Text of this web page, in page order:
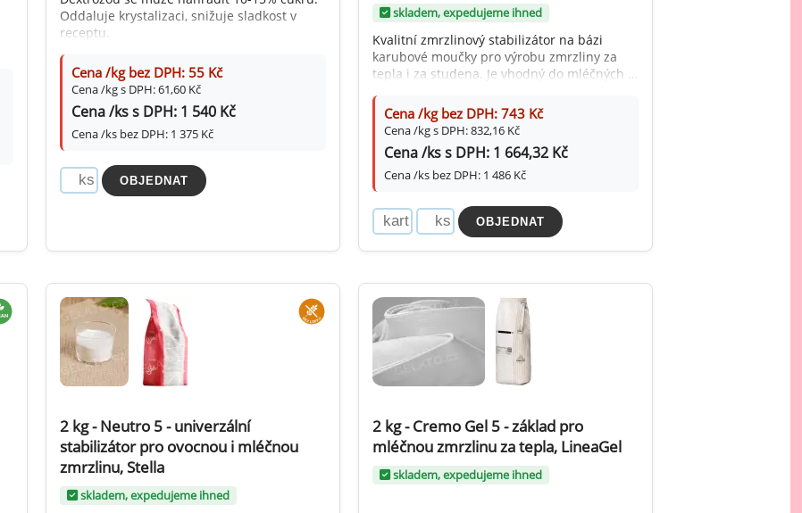
Oddaluje krystalizaci, snižuje sladkost v
receptu.
Cena /kg bez DPH: 55 Kč
Cena /kg s DPH: 61,60 Kč
Cena /ks s DPH: 1 540 Kč
Cena /ks bez DPH: 1 375 Kč
skladem, expedujeme ihned
Kvalitní zmrzlinový stabilizátor na bázi
karubové moučky pro výrobu zmrzliny za
tepla i za studena. Je vhodný do mléčných i
Cena /kg bez DPH: 743 Kč
Cena /kg s DPH: 832,16 Kč
Cena /ks s DPH: 1 664,32 Kč
Cena /ks bez DPH: 1 486 Kč
2 kg - Neutro 5 - univerzální
stabilizátor pro ovocnou i mléčnou
zmrzlinu, Stella
skladem, expedujeme ihned
2 kg - Cremo Gel 5 - základ pro
mléčnou zmrzlinu za tepla, LineaGel
skladem, expedujeme ihned